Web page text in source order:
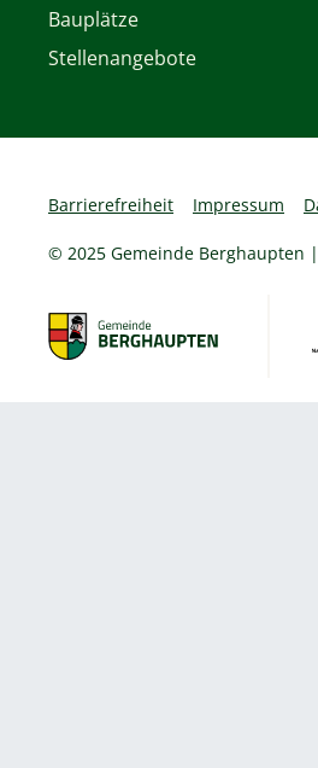
Bauplätze
Stellenangebote
Barrierefreiheit Impressum
© 2025 Gemeinde Berghaupten